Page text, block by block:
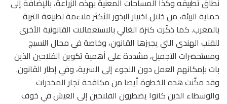
حماية البيئة، من خلال اختيار البذور الأكثر ملاءمة لطبيعة التربة
بالمغرب. كما ذكّرت كنزة الغالي بالاستعمالات القانونية الأخرى
للقنب الهندي التي يجيزها القانون، وخاصة في مجال النسيج
ومستحضرات التجميل، مشددة على أهمية تكوين الفلاحين الذين
بات بإمكانهم العمل دون اللجوء إلى السرية، وفي إطار القانون.
وقد مكّنت هذه الخطوة أيضا من مكافحة تجار المخدرات
والوسطاء الذين كانوا يضطرون الفلاحين إلى العيش في خوف